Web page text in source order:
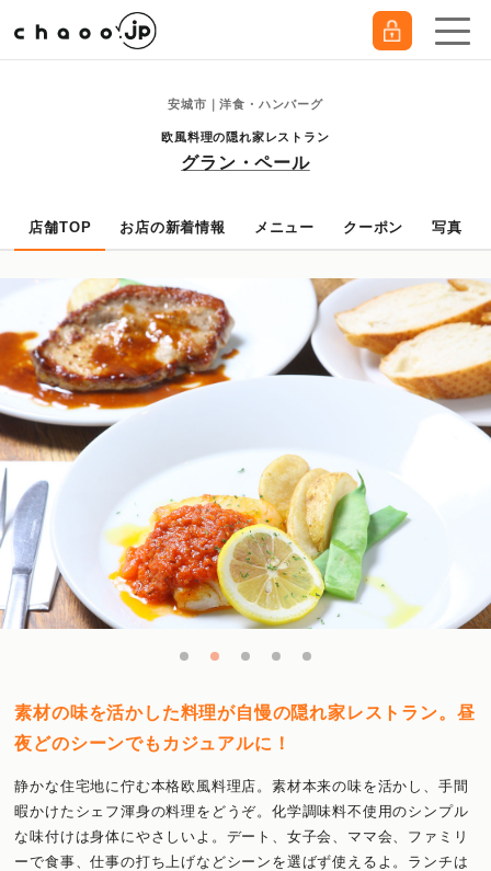
安城市｜洋食・ハンバーグ
欧風料理の隠れ家レストラン
グラン・ペール
店舗TOP お店の新着情報 メニュー クーポン 写真
素材の味を活かした料理が自慢の隠れ家レストラン。昼
夜どのシーンでもカジュアルに！
静かな住宅地に佇む本格欧風料理店。素材本来の味を活かし、手間
暇かけたシェフ渾身の料理をどうぞ。化学調味料不使用のシンプル
な味付けは身体にやさしいよ。デート、女子会、ママ会、ファミリ
ーで食事、仕事の打ち上げなどシーンを選ばず使えるよ。ランチは